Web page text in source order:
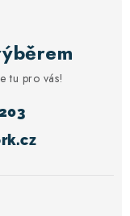
tu pro vás!